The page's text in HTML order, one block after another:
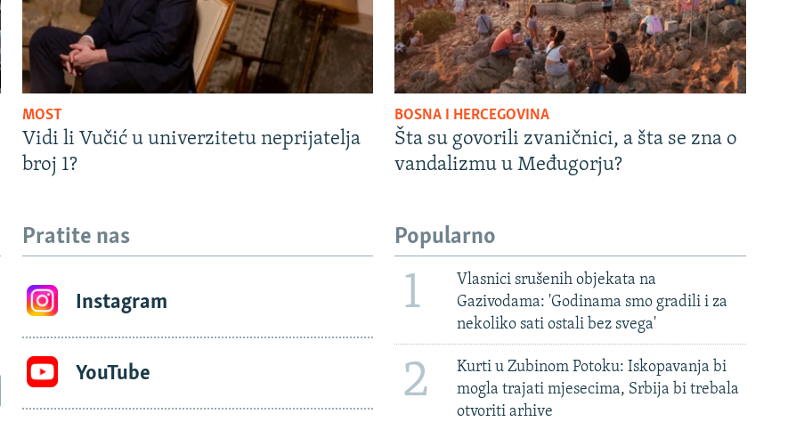
MOST
Vidi li Vučić u univerzitetu neprijatelja
broj 1?
BOSNA I HERCEGOVINA
Šta su govorili zvaničnici, a šta se zna o
vandalizmu u Međugorju?
Pratite nas
Instagram
YouTube
Popularno
1
Vlasnici srušenih objekata na
Gazivodama: 'Godinama smo gradili i za
nekoliko sati ostali bez svega'
2
Kurti u Zubinom Potoku: Iskopavanja bi
mogla trajati mjesecima, Srbija bi trebala
otvoriti arhive